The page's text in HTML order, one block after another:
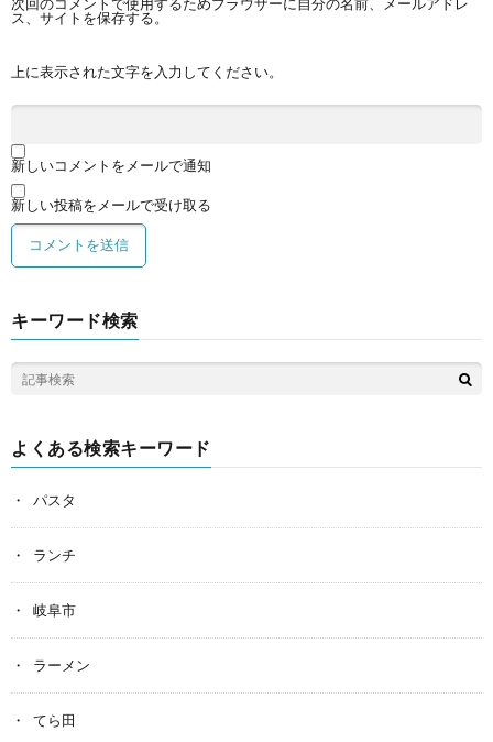
ス、サイトを保存する。
上に表示された文字を入力してください。
新しいコメントをメールで通知
新しい投稿をメールで受け取る
キーワード検索
よくある検索キーワード
パスタ
ランチ
岐阜市
ラーメン
てら田